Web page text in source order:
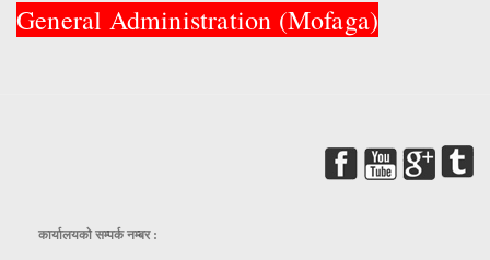
General Administration (Mofaga)
कार्यालयकाे सम्पर्क नम्बर :